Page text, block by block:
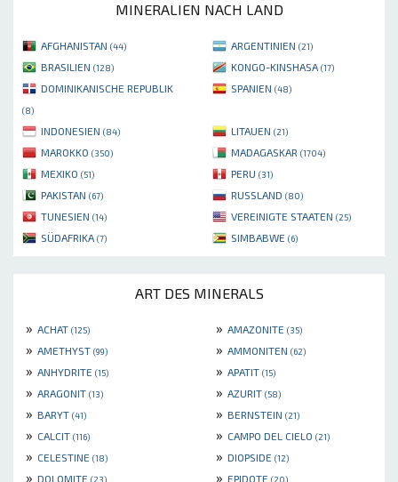
MINERALIEN NACH LAND
AFGHANISTAN (44) ARGENTINIEN (21)
BRASILIEN (128) KONGO-KINSHASA (17)
DOMINIKANISCHE REPUBLIK
(8)
SPANIEN (48)
INDONESIEN (84) LITAUEN (21)
MAROKKO (350) MADAGASKAR (1704)
MEXIKO (51) PERU (31)
PAKISTAN (67) RUSSLAND (80)
TUNESIEN (14) VEREINIGTE STAATEN (25)
SÜDAFRIKA (7) SIMBABWE (6)
ART DES MINERALS
» ACHAT (125) » AMAZONITE (35)
» AMETHYST (99) » AMMONITEN (62)
» ANHYDRITE (15) » APATIT (15)
» ARAGONIT (13) » AZURIT (58)
» BARYT (41) » BERNSTEIN (21)
» CALCIT (116) » CAMPO DEL CIELO (21)
» CELESTINE (18) » DIOPSIDE (12)
» DOLOMITE (23) » EPIDOTE (20)